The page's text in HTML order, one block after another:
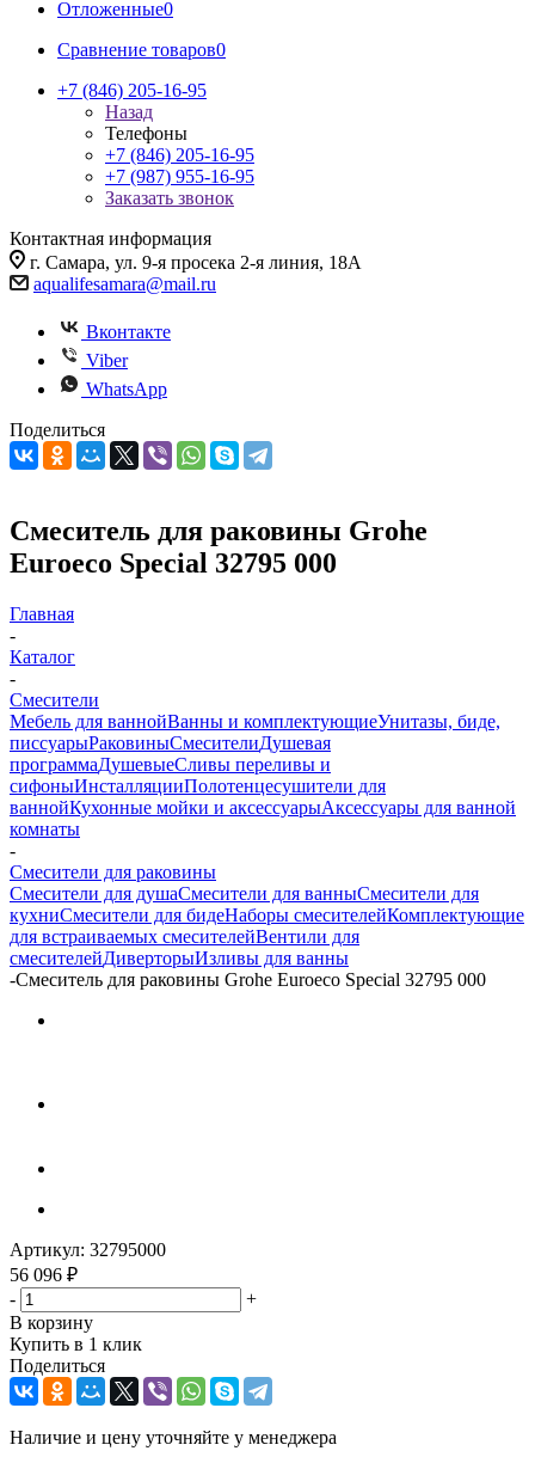
Отложенные0
Сравнение товаров0
+7 (846) 205-16-95
Назад
Телефоны
+7 (846) 205-16-95
+7 (987) 955-16-95
Заказать звонок
Контактная информация
г. Самара, ул. 9-я просека 2-я линия, 18А
aqualifesamara@mail.ru
Вконтакте
Viber
WhatsApp
Поделиться
Смеситель для раковины Grohe
Euroeco Special 32795 000
Главная
-
Каталог
-
Смесители
Мебель для ваннойВанны и комплектующиеУнитазы, биде,
писсуарыРаковиныСмесителиДушевая
программаДушевыеСливы переливы и
сифоныИнсталляцииПолотенцесушители для
ваннойКухонные мойки и аксессуарыАксессуары для ванной
комнаты
-
Смесители для раковины
Смесители для душаСмесители для ванныСмесители для
кухниСмесители для бидеНаборы смесителейКомплектующие
для встраиваемых смесителейВентили для
смесителейДиверторыИзливы для ванны
-Смеситель для раковины Grohe Euroeco Special 32795 000
Артикул: 32795000
56 096 ₽
-
+
В корзину
Купить в 1 клик
Поделиться
Наличие и цену уточняйте у менеджера